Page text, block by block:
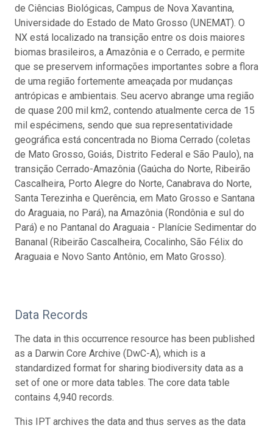
de Ciências Biológicas, Campus de Nova Xavantina,
Universidade do Estado de Mato Grosso (UNEMAT). O
NX está localizado na transição entre os dois maiores
biomas brasileiros, a Amazônia e o Cerrado, e permite
que se preservem informações importantes sobre a flora
de uma região fortemente ameaçada por mudanças
antrópicas e ambientais. Seu acervo abrange uma região
de quase 200 mil km2, contendo atualmente cerca de 15
mil espécimens, sendo que sua representatividade
geográfica está concentrada no Bioma Cerrado (coletas
de Mato Grosso, Goiás, Distrito Federal e São Paulo), na
transição Cerrado-Amazônia (Gaúcha do Norte, Ribeirão
Cascalheira, Porto Alegre do Norte, Canabrava do Norte,
Santa Terezinha e Querência, em Mato Grosso e Santana
do Araguaia, no Pará), na Amazônia (Rondônia e sul do
Pará) e no Pantanal do Araguaia - Planície Sedimentar do
Bananal (Ribeirão Cascalheira, Cocalinho, São Félix do
Araguaia e Novo Santo Antônio, em Mato Grosso).
Data Records
The data in this occurrence resource has been published
as a Darwin Core Archive (DwC-A), which is a
standardized format for sharing biodiversity data as a
set of one or more data tables. The core data table
contains 4,940 records.
This IPT archives the data and thus serves as the data